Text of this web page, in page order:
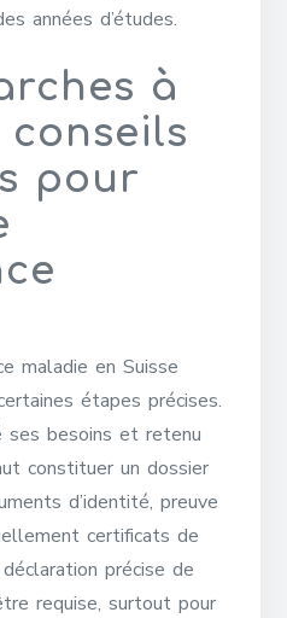
années d’études.
à
pour
maladie en Suisse
étapes précises.
ses besoins et retenu
constituer un dossier
d’identité, preuve
certificats de
précise de
requise, surtout pour